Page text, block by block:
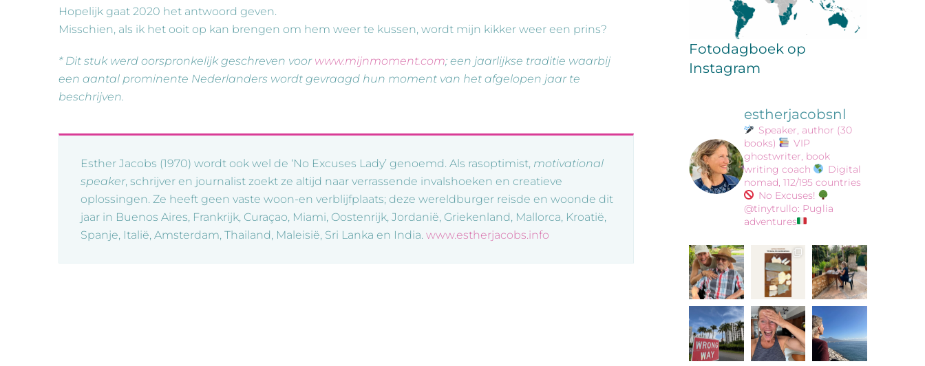
Hopelijk gaat 2020 het antwoord geven.
Misschien, als ik het ooit op kan brengen om hem weer te kussen, wordt mijn kikker weer een prins?
* Dit stuk werd oorspronkelijk geschreven voor www.mijnmoment.com; een jaarlijkse traditie waarbij
een aantal prominente Nederlanders wordt gevraagd hun moment van het afgelopen jaar te
beschrijven.
Esther Jacobs (1970) wordt ook wel de ‘No Excuses Lady’ genoemd. Als rasoptimist, motivational
speaker, schrijver en journalist zoekt ze altijd naar verrassende invalshoeken en creatieve
oplossingen. Ze heeft geen vaste woon-en verblijfplaats; deze wereldburger reisde en woonde dit
jaar in Buenos Aires, Frankrijk, Curaçao, Miami, Oostenrijk, Jordanië, Griekenland, Mallorca, Kroatië,
Spanje, Italië, Amsterdam, Thailand, Maleisië, Sri Lanka en India. www.estherjacobs.info
Fotodagboek op
Instagram
estherjacobsnl
Speaker, author (30
books)
VIP
ghostwriter, book
writing coach
Digital
nomad, 112/195 countries
No Excuses!
@tinytrullo: Puglia
adventures